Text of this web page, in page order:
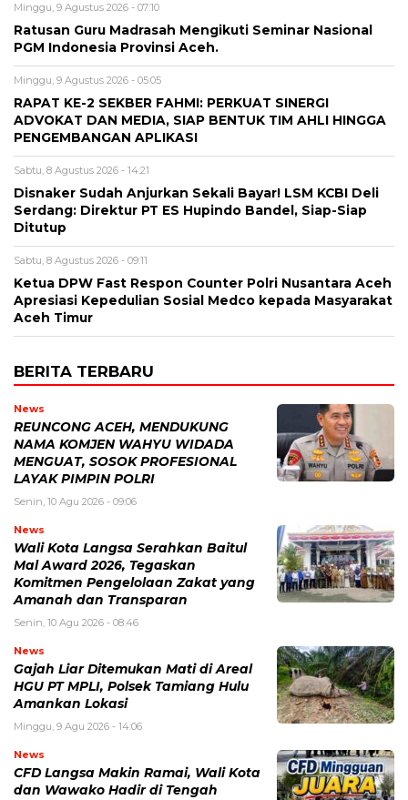
Minggu, 9 Agustus 2026 - 07:10
Ratusan Guru Madrasah Mengikuti Seminar Nasional
PGM Indonesia Provinsi Aceh.
Minggu, 9 Agustus 2026 - 05:05
RAPAT KE-2 SEKBER FAHMI: PERKUAT SINERGI
ADVOKAT DAN MEDIA, SIAP BENTUK TIM AHLI HINGGA
PENGEMBANGAN APLIKASI
Sabtu, 8 Agustus 2026 - 14:21
Disnaker Sudah Anjurkan Sekali Bayar! LSM KCBI Deli
Serdang: Direktur PT ES Hupindo Bandel, Siap-Siap
Ditutup
Sabtu, 8 Agustus 2026 - 09:11
Ketua DPW Fast Respon Counter Polri Nusantara Aceh
Apresiasi Kepedulian Sosial Medco kepada Masyarakat
Aceh Timur
BERITA TERBARU
News
REUNCONG ACEH, MENDUKUNG
NAMA KOMJEN WAHYU WIDADA
MENGUAT, SOSOK PROFESIONAL
LAYAK PIMPIN POLRI
Senin, 10 Agu 2026 - 09:06
News
Wali Kota Langsa Serahkan Baitul
Mal Award 2026, Tegaskan
Komitmen Pengelolaan Zakat yang
Amanah dan Transparan
Senin, 10 Agu 2026 - 08:46
News
Gajah Liar Ditemukan Mati di Areal
HGU PT MPLI, Polsek Tamiang Hulu
Amankan Lokasi
Minggu, 9 Agu 2026 - 14:06
News
CFD Langsa Makin Ramai, Wali Kota
dan Wawako Hadir di Tengah